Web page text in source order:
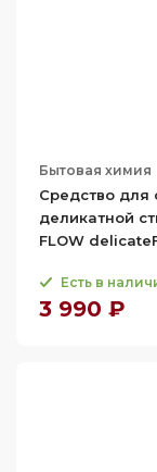
Бытовая химия
Средство для
деликатной
FLOW
Есть в
3 990 ₽